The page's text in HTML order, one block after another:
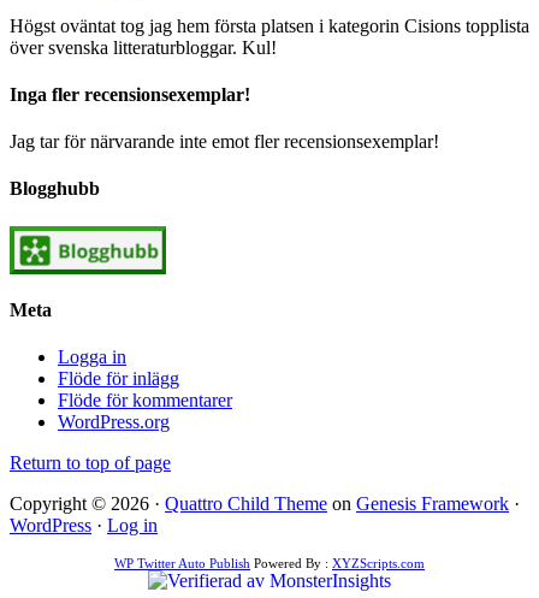
Högst oväntat tog jag hem första platsen i kategorin Cisions topplista
över svenska litteraturbloggar. Kul!
Inga fler recensionsexemplar!
Jag tar för närvarande inte emot fler recensionsexemplar!
Blogghubb
Meta
Logga in
Flöde för inlägg
Flöde för kommentarer
WordPress.org
Return to top of page
Copyright © 2026 · Quattro Child Theme on Genesis Framework ·
WordPress · Log in
WP Twitter Auto Publish Powered By : XYZScripts.com